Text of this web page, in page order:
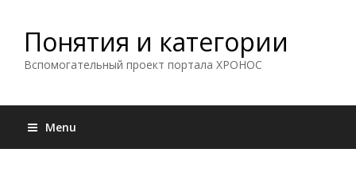
Понятия и категории
Вспомогательный проект портала ХРОНОС
Menu